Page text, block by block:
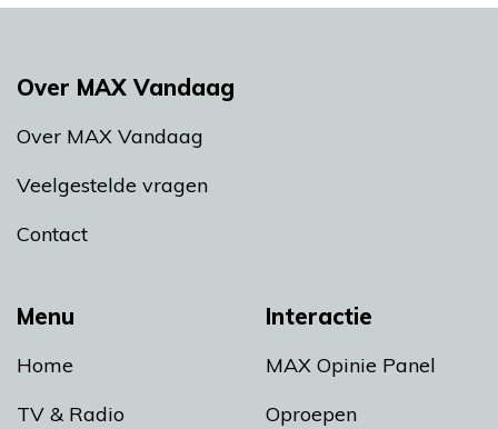
Menu
Home
TV & Radio
Interactie
MAX Opinie Panel
Oproepen
Over MAX Vandaag
Over MAX Vandaag
Veelgestelde vragen
Contact